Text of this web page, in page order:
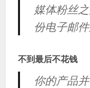
媒体粉丝
份电子邮件
不到最后不花钱
你的产品